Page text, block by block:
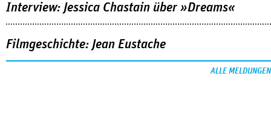
Interview: Jessica Chastain über »Dreams«
Filmgeschichte: Jean Eustache
ALLE MELDUNGEN